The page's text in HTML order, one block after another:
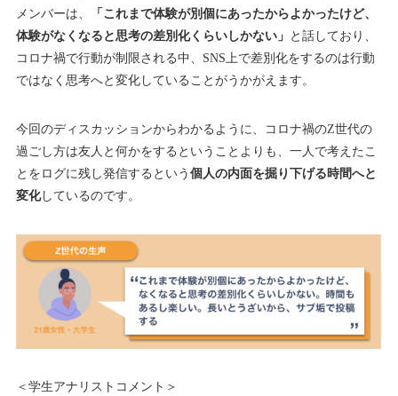
メンバーは、
「これまで体験が別個にあったからよかったけど、
体験がなくなると思考の差別化くらいしかない」 と話しており、
コロナ禍で行動が制限される中、SNS上で差別化をするのは行動
ではなく思考へと変化していることがうかがえます。
今回のディスカッションからわかるように、コロナ禍のZ世代の
過ごし方は友人と何かをするということよりも、一人で考えたこ
とをログに残し発信するという 個人の内面を掘り下げる時間へと
変化しているのです。
＜学生アナリストコメント＞